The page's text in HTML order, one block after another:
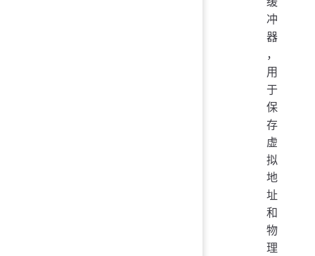
冲
器
，
用
于
保
存
虚
拟
地
址
和
物
理